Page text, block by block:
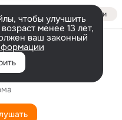
Войти
чтобы улучшить
менее 13 лет,
ваш законный